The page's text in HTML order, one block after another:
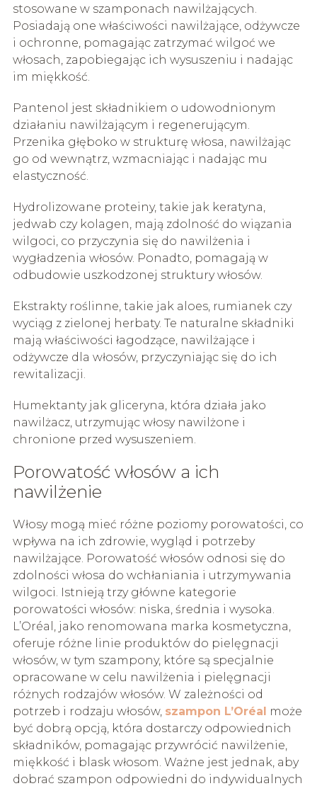
stosowane w szamponach nawilżających.
Posiadają one właściwości nawilżające, odżywcze
i ochronne, pomagając zatrzymać wilgoć we
włosach, zapobiegając ich wysuszeniu i nadając
im miękkość.
Pantenol jest składnikiem o udowodnionym
działaniu nawilżającym i regenerującym.
Przenika głęboko w strukturę włosa, nawilżając
go od wewnątrz, wzmacniając i nadając mu
elastyczność.
Hydrolizowane proteiny, takie jak keratyna,
jedwab czy kolagen, mają zdolność do wiązania
wilgoci, co przyczynia się do nawilżenia i
wygładzenia włosów. Ponadto, pomagają w
odbudowie uszkodzonej struktury włosów.
Ekstrakty roślinne, takie jak aloes, rumianek czy
wyciąg z zielonej herbaty. Te naturalne składniki
mają właściwości łagodzące, nawilżające i
odżywcze dla włosów, przyczyniając się do ich
rewitalizacji.
Humektanty jak gliceryna, która działa jako
nawilżacz, utrzymując włosy nawilżone i
chronione przed wysuszeniem.
Porowatość włosów a ich
nawilżenie
Włosy mogą mieć różne poziomy porowatości, co
wpływa na ich zdrowie, wygląd i potrzeby
nawilżające. Porowatość włosów odnosi się do
zdolności włosa do wchłaniania i utrzymywania
wilgoci. Istnieją trzy główne kategorie
porowatości włosów: niska, średnia i wysoka.
L’Oréal, jako renomowana marka kosmetyczna,
oferuje różne linie produktów do pielęgnacji
włosów, w tym szampony, które są specjalnie
opracowane w celu nawilżenia i pielęgnacji
różnych rodzajów włosów. W zależności od
potrzeb i rodzaju włosów, szampon L’Oréal
może
być dobrą opcją, która dostarczy odpowiednich
składników, pomagając przywrócić nawilżenie,
miękkość i blask włosom. Ważne jest jednak, aby
dobrać szampon odpowiedni do indywidualnych